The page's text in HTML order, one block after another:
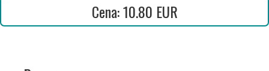
Cena: 10.80 EUR